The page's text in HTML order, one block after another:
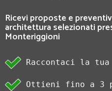
Ricevi proposte e
architettura selezionati
Monteriggioni
Raccontaci la tua
Ottieni fino a 3